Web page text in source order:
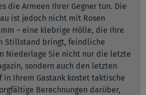
die Armeen Ihrer Gegner tun. Die
ist jedoch nicht mit Rosen
– eine klebrige Hölle, die Ihre
Stillstand bringt, feindliche
Niederlage Sie nicht nur die letzte
sondern auch den letzten
in Ihrem Gastank kostet taktische
Berechnungen darüber,